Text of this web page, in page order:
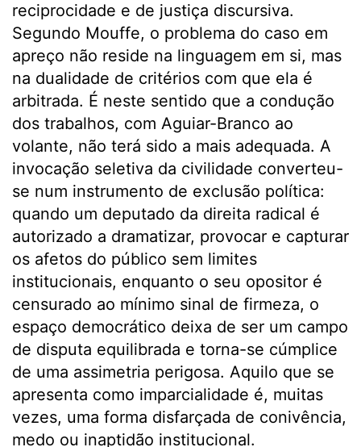
reciprocidade e de justiça discursiva.
Segundo Mouffe, o problema do caso em
apreço não reside na linguagem em si, mas
na dualidade de critérios com que ela é
arbitrada. É neste sentido que a condução
dos trabalhos, com Aguiar-Branco ao
volante, não terá sido a mais adequada. A
invocação seletiva da civilidade converteu-
se num instrumento de exclusão política:
quando um deputado da direita radical é
autorizado a dramatizar, provocar e capturar
os afetos do público sem limites
institucionais, enquanto o seu opositor é
censurado ao mínimo sinal de firmeza, o
espaço democrático deixa de ser um campo
de disputa equilibrada e torna-se cúmplice
de uma assimetria perigosa. Aquilo que se
apresenta como imparcialidade é, muitas
vezes, uma forma disfarçada de conivência,
medo ou inaptidão institucional.